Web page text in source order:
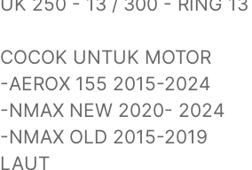
COCOK UNTUK MOTOR
-AEROX 155 2015-2024
-NMAX NEW 2020- 2024
-NMAX OLD 2015-2019
LAUT